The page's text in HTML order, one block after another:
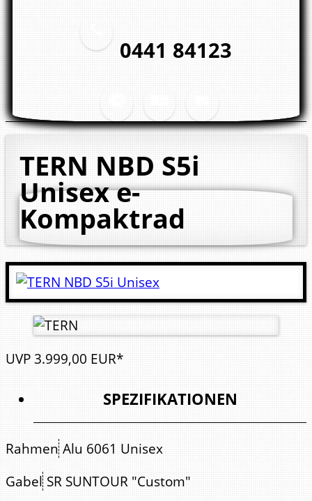
0441 84123
TERN NBD S5i
Unisexe-
Kompaktrad
UVP3.999,00 EUR*
SPEZIFIKATIONEN
Rahmen Alu 6061 Unisex
Gabel SR SUNTOUR "Custom"